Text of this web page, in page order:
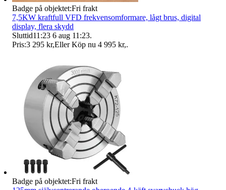
Badge på objektet:Fri frakt
7,5KW kraftfull VFD frekvensomformare, lågt brus, digital
display, flera skydd
Sluttid11:23 6 aug 11:23.
Pris:3 295 kr,Eller Köp nu 4 995 kr,.
Badge på objektet:Fri frakt